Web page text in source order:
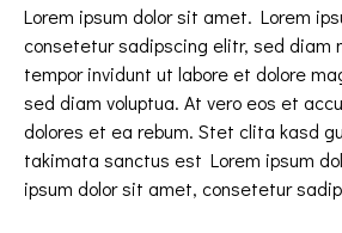
Lorem ipsum dolor sit amet. Lorem
consetetur sadipscing elitr, sed diam
tempor invidunt ut labore et dolore
sed diam voluptua. At vero eos et
dolores et ea rebum. Stet clita kasd
takimata sanctus est Lorem ipsum
ipsum dolor sit amet, consetetur